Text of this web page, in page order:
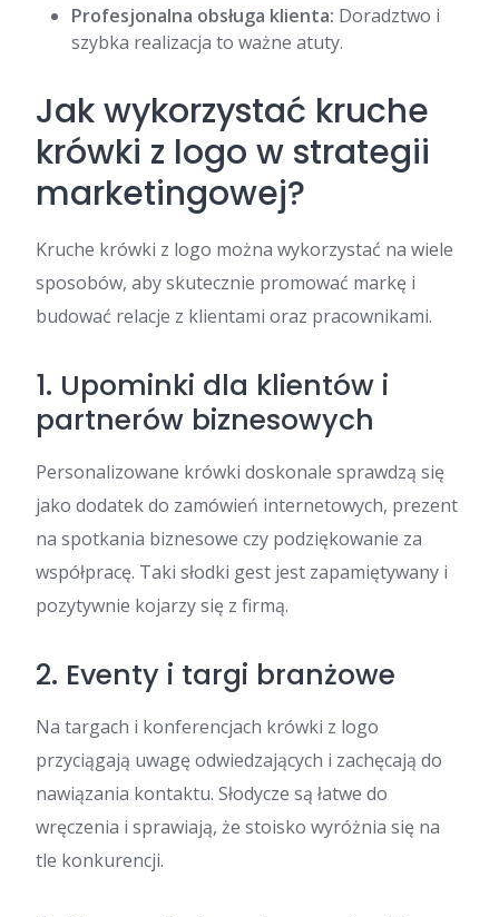
Profesjonalna obsługa klienta: Doradztwo i
szybka realizacja to ważne atuty.
Jak wykorzystać kruche
krówki z logo w strategii
marketingowej?
Kruche krówki z logo można wykorzystać na wiele
sposobów, aby skutecznie promować markę i
budować relacje z klientami oraz pracownikami.
1. Upominki dla klientów i
partnerów biznesowych
Personalizowane krówki doskonale sprawdzą się
jako dodatek do zamówień internetowych, prezent
na spotkania biznesowe czy podziękowanie za
współpracę. Taki słodki gest jest zapamiętywany i
pozytywnie kojarzy się z firmą.
2. Eventy i targi branżowe
Na targach i konferencjach krówki z logo
przyciągają uwagę odwiedzających i zachęcają do
nawiązania kontaktu. Słodycze są łatwe do
wręczenia i sprawiają, że stoisko wyróżnia się na
tle konkurencji.